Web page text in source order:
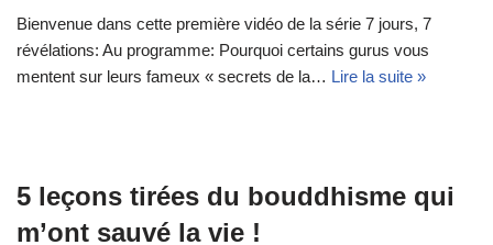
Bienvenue dans cette première vidéo de la série 7 jours, 7
révélations: Au programme: Pourquoi certains gurus vous
mentent sur leurs fameux « secrets de la… Lire la suite »
5 leçons tirées du bouddhisme qui
m’ont sauvé la vie !